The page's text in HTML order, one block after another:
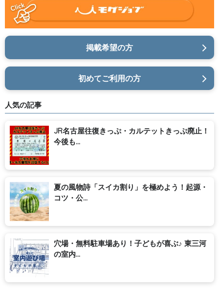
掲載希望の方
初めてご利用の方
人気の記事
JR名古屋往復きっぷ・カルテットきっぷ廃止！
今後も...
夏の風物詩「スイカ割り」を極めよう！起源・
コツ・公...
穴場・無料駐車場あり！子どもが喜ぶ♪ 東三河
の室内...